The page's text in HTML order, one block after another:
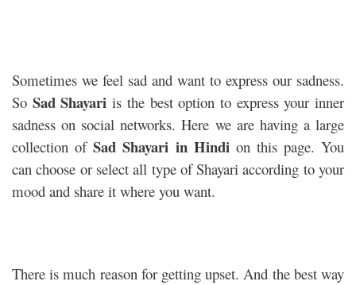
Sometimes we feel sad and want to express our sadness.
So Sad Shayari is the best option to express your inner
sadness on social networks. Here we are having a large
collection of Sad Shayari in Hindi on this page. You
can choose or select all type of Shayari according to your
mood and share it where you want.
There is much reason for getting upset. And the best way